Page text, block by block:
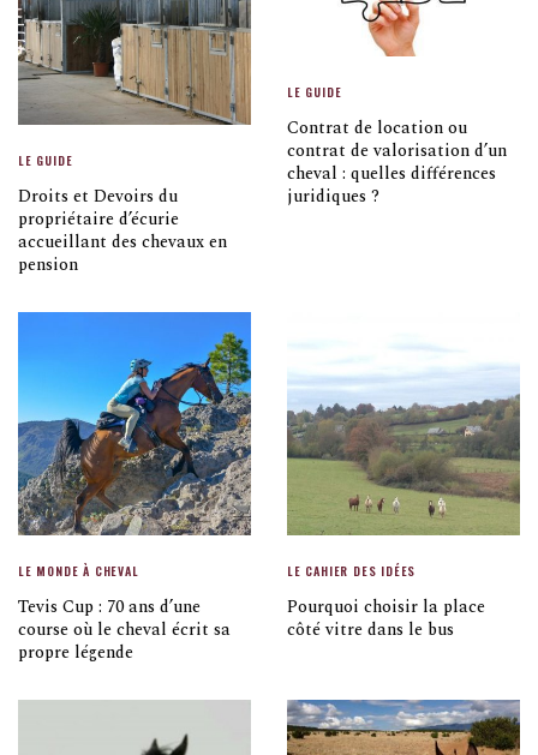
LE GUIDE
Droits et Devoirs du
propriétaire d’écurie
accueillant des chevaux en
pension
LE GUIDE
Contrat de location ou
contrat de valorisation d’un
cheval : quelles différences
juridiques ?
LE MONDE À CHEVAL
Tevis Cup : 70 ans d’une
course où le cheval écrit sa
propre légende
LE CAHIER DES IDÉES
Pourquoi choisir la place
côté vitre dans le bus